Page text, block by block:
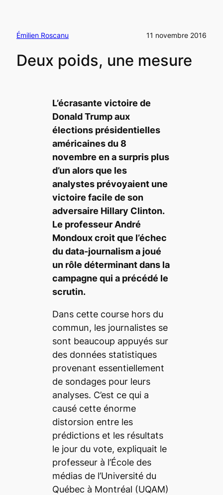
Émilien Roscanu 11 novembre 2016
Deux poids, une mesure
L’écrasante victoire de
Donald Trump aux
élections présidentielles
américaines du 8
novembre en a surpris plus
d’un alors que les
analystes prévoyaient une
victoire facile de son
adversaire Hillary Clinton.
Le professeur André
Mondoux croit que l’échec
dudata-journalisma joué
un rôle déterminant dans la
campagne qui a précédé le
scrutin.
Dans cette course hors du
commun, les journalistes se
sont beaucoup appuyés sur
des données statistiques
provenant essentiellement
de sondages pour leurs
analyses. C’est ce qui a
causé cette énorme
distorsion entre les
prédictions et les résultats
le jour du vote, expliquait le
professeur à l’École des
médias de l’Université du
Québec à Montréal (UQAM)